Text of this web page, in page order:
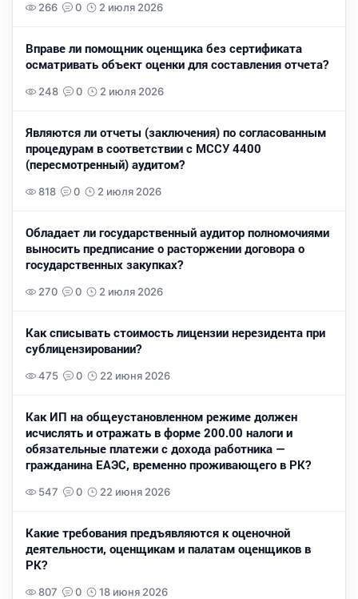
266 0 2 июля 2026
Вправе ли помощник оценщика без сертификата
осматривать объект оценки для составления отчета?
248 0 2 июля 2026
Являются ли отчеты (заключения) по согласованным
процедурам в соответствии с МССУ 4400
(пересмотренный) аудитом?
818 0 2 июля 2026
Обладает ли государственный аудитор полномочиями
выносить предписание о расторжении договора о
государственных закупках?
270 0 2 июля 2026
Как списывать стоимость лицензии нерезидента при
сублицензировании?
475 0 22 июня 2026
Как ИП на общеустановленном режиме должен
исчислять и отражать в форме 200.00 налоги и
обязательные платежи с дохода работника —
гражданина ЕАЭС, временно проживающего в РК?
547 0 22 июня 2026
Какие требования предъявляются к оценочной
деятельности, оценщикам и палатам оценщиков в
РК?
807 0 18 июня 2026